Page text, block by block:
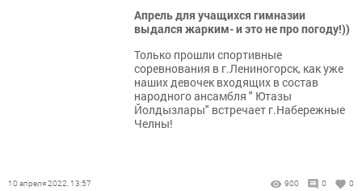
Апрель для учащихся гимназии
выдался жарким- и это не про погоду!))
Только прошли спортивные
соревнования в г.Лениногорск, как уже
наших девочек входящих в состав
народного ансамбля " Ютазы
Йолдызлары" встречает г.Набережные
Челны!
10 апреля 2022, 13:57 900 0 0